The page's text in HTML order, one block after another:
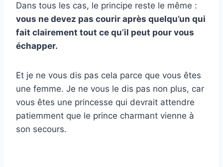
Dans tous les cas, le principe reste le même :
vous ne devez pas courir après quelqu’un qui
fait clairement tout ce qu’il peut pour vous
échapper.
Et je ne vous dis pas cela parce que vous êtes
une femme. Je ne vous le dis pas non plus, car
vous êtes une princesse qui devrait attendre
patiemment que le prince charmant vienne à
son secours.